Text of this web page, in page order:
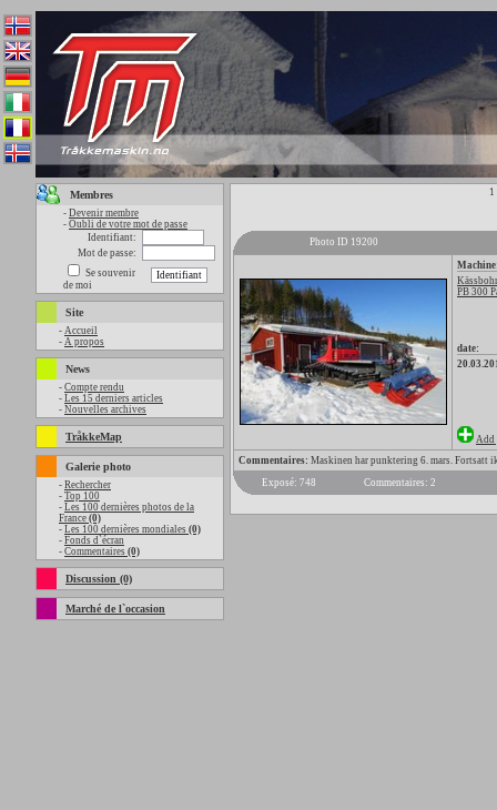
Membres
- Devenir membre
- Oubli de votre mot de passe
Identifiant:
Mot de passe:
Se souvenir
de moi
Site
- Accueil
- A propos
News
- Compte rendu
- Les 15 derniers articles
- Nouvelles archives
TråkkeMap
Galerie photo
- Rechercher
- Top 100
- Les 100 dernières photos de la
France (0)
- Les 100 dernières mondiales (0)
- Fonds d`écran
- Commentaires (0)
Discussion (0)
Marché de l`occasion
1
Photo ID 19200
PB 300
date:
Add
Commentaires: Maskinen har punktering 6. mars. Fortsatt
Exposé: 748
Commentaires: 2